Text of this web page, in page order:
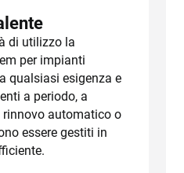
di utilizzo la
per impianti
qualsiasi esigenza e
a periodo, a
rinnovo automatico o
essere gestiti in